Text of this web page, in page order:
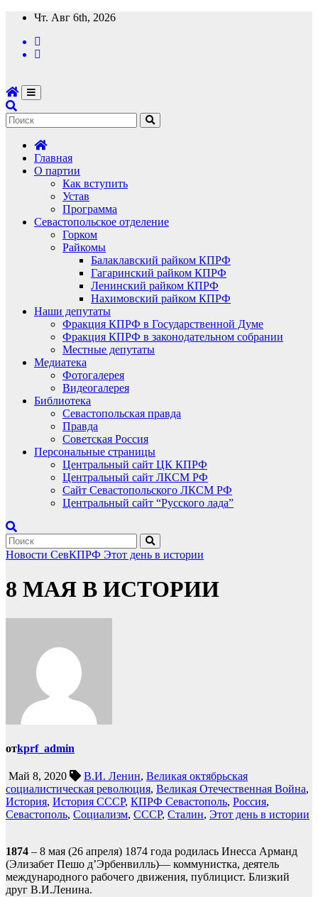
Перейти
содержимому
Чт. Авг 6th, 2026
Главная
О партии
Как вступить
Устав
Программа
Севастопольское отделение
Горком
Райкомы
Балаклавский райком КПРФ
Гагаринский райком КПРФ
Ленинский райком КПРФ
Нахимовский райком КПРФ
Наши депутаты
Фракция КПРФ в Государственной Думе
Фракция КПРФ в законодательном собрании
Местные депутаты
Медиатека
Фотогалерея
Видеогалерея
Библиотека
Севастопольская правда
Правда
Советская Россия
Персональные страницы
Центральный сайт ЦК КПРФ
Центральный сайт ЛКСМ РФ
Сайт Севастопольского ЛКСМ РФ
Центральный сайт “Русского лада”
Новости СевКПРФ Этот день в истории
8 МАЯ В ИСТОРИИ
отkprf_admin
Май 8, 2020 В.И. Ленин, Великая октябрьская
социалистическая революция, Великая Отечественная Война,
История, История СССР, КПРФ Севастополь, Россия,
Севастополь, Социализм, СССР, Сталин, Этот день в истории
1874 – 8 мая (26 апреля) 1874 года родилась Инесса Арманд
(Элизабет Пешо д’Эрбенвилль)— коммунистка, деятель
международного рабочего движения, публицист. Близкий
друг В.И.Ленина.